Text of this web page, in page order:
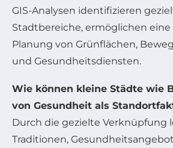
GIS-Analysen identifizieren
Stadtbereiche, ermöglichen
Planung von Grünflächen,
und Gesundheitsdiensten.
Wie können kleine Städte wie
von Gesundheit als
Durch die gezielte Verknüpfung
Traditionen,